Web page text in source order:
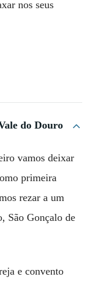
nos seus
do Douro
vamos deixar
primeira
rezar a um
São Gonçalo de
e convento